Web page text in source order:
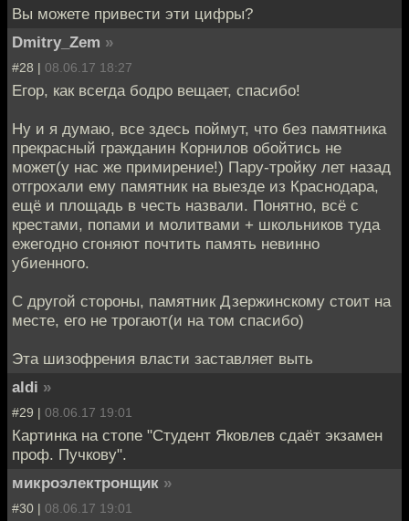
Вы можете привести эти цифры?
Dmitry_Zem »
#28 | 08.06.17 18:27
Егор, как всегда бодро вещает, спасибо!
Ну и я думаю, все здесь поймут, что без памятника
прекрасный гражданин Корнилов обойтись не
может(у нас же примирение!) Пару-тройку лет назад
отгрохали ему памятник на выезде из Краснодара,
ещё и площадь в честь назвали. Понятно, всё с
крестами, попами и молитвами + школьников туда
ежегодно сгоняют почтить память невинно
убиенного.
С другой стороны, памятник Дзержинскому стоит на
месте, его не трогают(и на том спасибо)
Эта шизофрения власти заставляет выть
aldi »
#29 | 08.06.17 19:01
Картинка на стопе "Студент Яковлев сдаёт экзамен
проф. Пучкову".
микроэлектронщик »
#30 | 08.06.17 19:01